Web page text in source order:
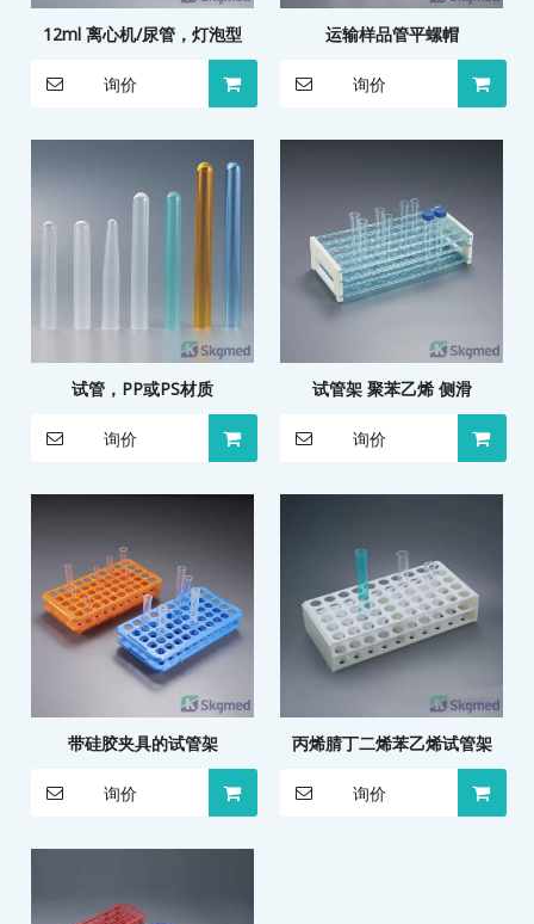
12ml 离心机/尿管，灯泡型
询价
运输样品管平螺帽
询价
试管，PP或PS材质
询价
试管架 聚苯乙烯 侧滑
询价
带硅胶夹具的试管架
询价
丙烯腈丁二烯苯乙烯试管架
询价